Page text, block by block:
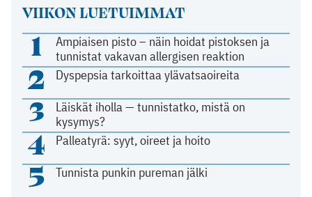
VIIKON LUETUIMMAT
1
Ampiaisen pisto – näin hoidat pistoksen ja
tunnistat vakavan allergisen reaktion
2 Dyspepsia tarkoittaa ylävatsaoireita
3
Läiskät iholla — tunnistatko, mistä on
kysymys?
4 Palleatyrä: syyt, oireet ja hoito
5 Tunnista punkin pureman jälki